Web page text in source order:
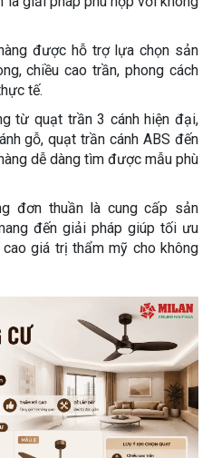
được hỗ trợ lựa chọn sản
chiều cao trần, phong cách
tế.
từ quạt trần 3 cánh hiện đại,
gỗ, quạt trần cánh ABS đến
dễ dàng tìm được mẫu phù
đơn thuần là cung cấp sản
đến giải pháp giúp tối ưu
giá trị thẩm mỹ cho không